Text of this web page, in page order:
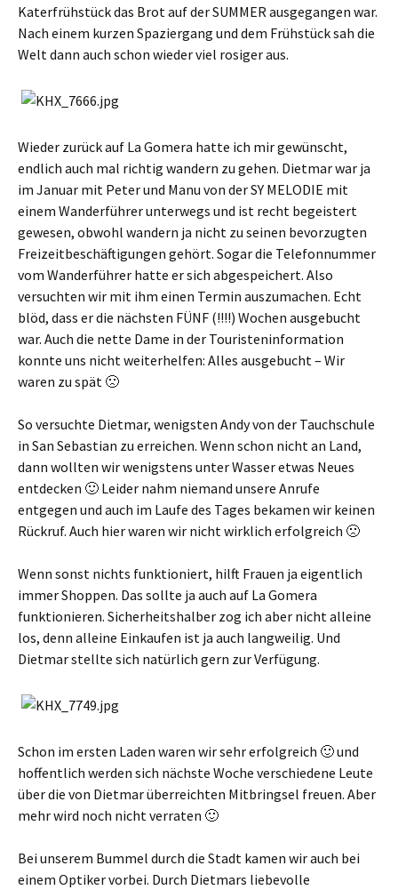
Katerfrühstück das Brot auf der SUMMER ausgegangen war.
Nach einem kurzen Spaziergang und dem Frühstück sah die
Welt dann auch schon wieder viel rosiger aus.
Wieder zurück auf La Gomera hatte ich mir gewünscht,
endlich auch mal richtig wandern zu gehen. Dietmar war ja
im Januar mit Peter und Manu von der SY MELODIE mit
einem Wanderführer unterwegs und ist recht begeistert
gewesen, obwohl wandern ja nicht zu seinen bevorzugten
Freizeitbeschäftigungen gehört. Sogar die Telefonnummer
vom Wanderführer hatte er sich abgespeichert. Also
versuchten wir mit ihm einen Termin auszumachen. Echt
blöd, dass er die nächsten FÜNF (!!!!) Wochen ausgebucht
war. Auch die nette Dame in der Touristeninformation
konnte uns nicht weiterhelfen: Alles ausgebucht – Wir
waren zu spät 🙁
So versuchte Dietmar, wenigsten Andy von der Tauchschule
in San Sebastian zu erreichen. Wenn schon nicht an Land,
dann wollten wir wenigstens unter Wasser etwas Neues
entdecken 🙂 Leider nahm niemand unsere Anrufe
entgegen und auch im Laufe des Tages bekamen wir keinen
Rückruf. Auch hier waren wir nicht wirklich erfolgreich 🙁
Wenn sonst nichts funktioniert, hilft Frauen ja eigentlich
immer Shoppen. Das sollte ja auch auf La Gomera
funktionieren. Sicherheitshalber zog ich aber nicht alleine
los, denn alleine Einkaufen ist ja auch langweilig. Und
Dietmar stellte sich natürlich gern zur Verfügung.
Schon im ersten Laden waren wir sehr erfolgreich 🙂 und
hoffentlich werden sich nächste Woche verschiedene Leute
über die von Dietmar überreichten Mitbringsel freuen. Aber
mehr wird noch nicht verraten 🙂
Bei unserem Bummel durch die Stadt kamen wir auch bei
einem Optiker vorbei. Durch Dietmars liebevolle